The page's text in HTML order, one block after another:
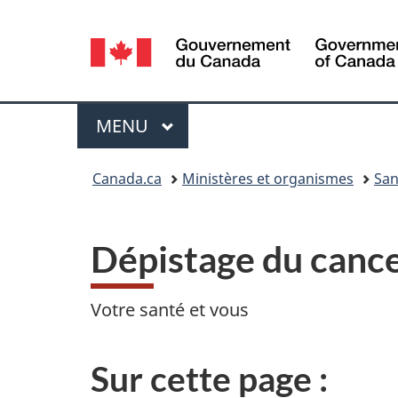
Sélection
de
la
langue
Menu
MENU PRINCIPAL
Canada.ca Ministères et organismes
Dépistage du
Votre santé et vous
Sur cette page :